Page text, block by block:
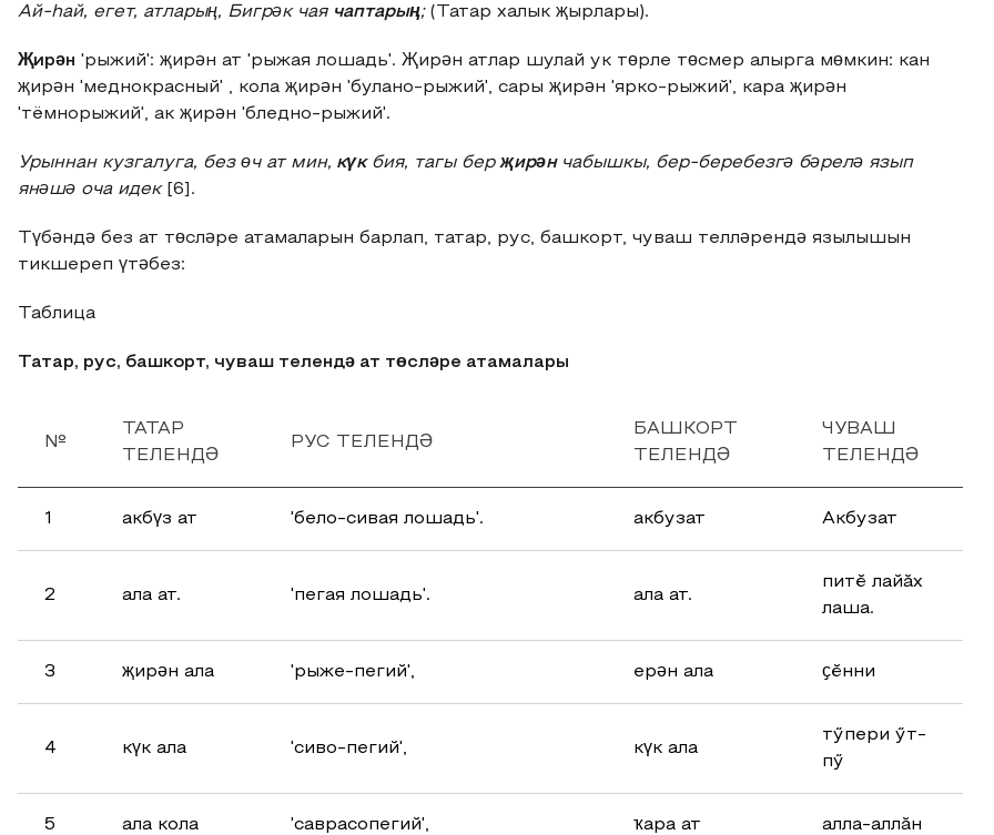
Ай-hай, егет, атларың, Бигрəк чая чаптарың;(Татар халык җырлары).
Җирəн 'рыжий': җирəн ат 'рыжая лошадь'. Җирән атлар шулай ук төрле төсмер алырга мөмкин: кан
җирəн 'меднокрасный' , кола җирəн 'булано-рыжий', сары җирəн 'ярко-рыжий', кара җирəн
'тёмнорыжий', ак җирəн 'бледно-рыжий'.
Урыннан кузгалуга, без өч ат мин, күкбия, тагы берҗирəн чабышкы, бер-беребезгə бəрелə язып
янəшə оча идек[6].
Түбәндә без ат төсләре атамаларын барлап, татар, рус, башкорт, чуваш телләрендә язылышын
тикшереп үтәбез:
Таблица
Татар, рус, башкорт, чуваш телендә ат төсләре атамалары
№
ТАТАР
ТЕЛЕНДӘ
РУС ТЕЛЕНДӘ
БАШКОРТ
ТЕЛЕНДӘ
ЧУВАШ
ТЕЛЕНДӘ
1 акбүз ат 'бело-сивая лошадь'. акбузат Акбузат
2 ала ат. 'пегая лошадь'. ала ат.
питӗ лайӑх
лаша.
3 җирəн ала 'рыже-пегий', ерән ала ҫӗнни
4 күк ала 'сиво-пегий', күк ала
тӳпери ӳт-
пӳ
5 ала кола 'саврасопегий', ҡара ат алла-аллӑн